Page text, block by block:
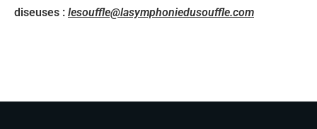
diseuses : lesouffle@lasymphoniedusouffle.com